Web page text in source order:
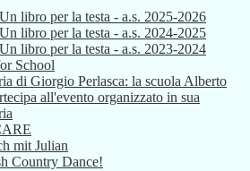
Un libro per la testa - a.s. 2025-2026
Un libro per la testa - a.s. 2024-2025
Un libro per la testa - a.s. 2023-2024
School
di Giorgio Perlasca: la scuola Alberto
all'evento organizzato in sua
mit Julian
Country Dance!